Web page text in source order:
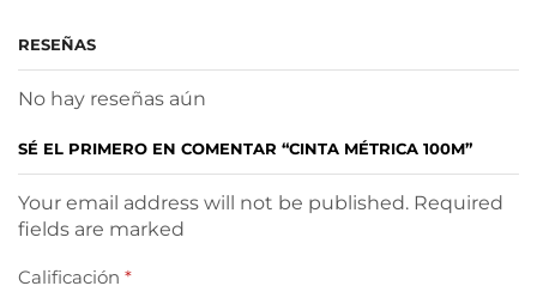
RESEÑAS
No hay reseñas aún
SÉ EL PRIMERO EN COMENTAR “CINTA MÉTRICA 100M”
Your email address will not be published. Required
fields are marked
Calificación *